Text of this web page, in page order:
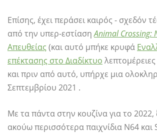
Επίσης, έχει περάσει καιρός - σχεδόν
από την υπερ-εστίασηAnimal Crossing:
Απευθείας (και αυτό μπήκε κρυφά
επέκτασης στο Διαδίκτυο
και πριν από αυτό, υπήρχε μια
Σεπτεμβρίου 2021 .
Με τα πάντα στην κουζίνα για το 2022,
ακούω περισσότερα παιχνίδια N64 και